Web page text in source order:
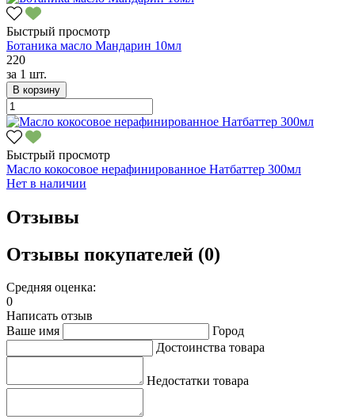
Быстрый просмотр
Ботаника масло Мандарин 10мл
220
за 1 шт.
В корзину
Быстрый просмотр
Масло кокосовое нерафинированное Натбаттер 300мл
Нет в наличии
Отзывы
Отзывы покупателей (0)
Средняя оценка:
0
Написать отзыв
Ваше имя
Город
Достоинства товара
Недостатки товара